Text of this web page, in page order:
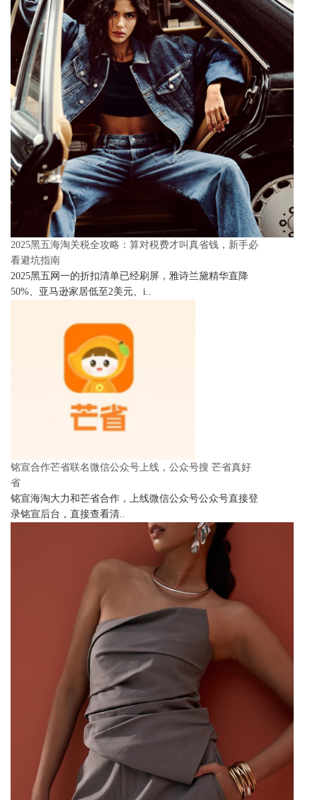
2025黑五海淘关税全攻略：算对税费才叫真省钱，新手必
看避坑指南
2025黑五网一的折扣清单已经刷屏，雅诗兰黛精华直降
50%、亚马逊家居低至2美元、i..
铭宣合作芒省联名微信公众号上线，公众号搜 芒省真好
省
铭宣海淘大力和芒省合作，上线微信公众号公众号直接登
录铭宣后台，直接查看清..